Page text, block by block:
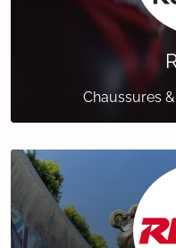
Chaussures